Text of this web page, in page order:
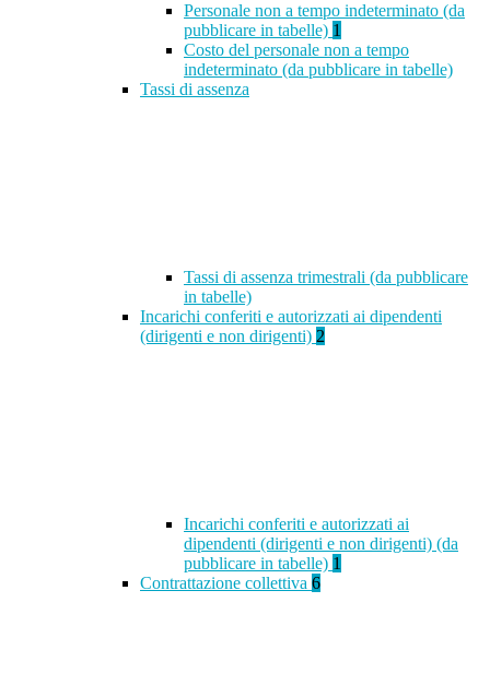
Personale non a tempo indeterminato (da
pubblicare in tabelle) 1
Costo del personale non a tempo
indeterminato (da pubblicare in tabelle)
Tassi di assenza
Tassi di assenza trimestrali (da pubblicare
in tabelle)
Incarichi conferiti e autorizzati ai dipendenti
(dirigenti e non dirigenti) 2
Incarichi conferiti e autorizzati ai
dipendenti (dirigenti e non dirigenti) (da
pubblicare in tabelle) 1
Contrattazione collettiva 6